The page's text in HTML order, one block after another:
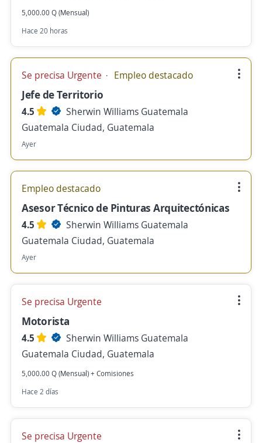
5,000.00 Q (Mensual)
Hace 20 horas
Se precisa Urgente Empleo destacado
Jefe de Territorio
4.5
Sherwin Williams Guatemala
Guatemala Ciudad, Guatemala
Ayer
Empleo destacado
Asesor Técnico de Pinturas Arquitectónicas
4.5
Sherwin Williams Guatemala
Guatemala Ciudad, Guatemala
Ayer
Se precisa Urgente
Motorista
4.5
Sherwin Williams Guatemala
Guatemala Ciudad, Guatemala
5,000.00 Q (Mensual) + Comisiones
Hace 2 días
Se precisa Urgente